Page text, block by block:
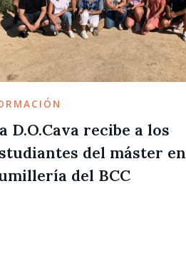
D.O.Cava recibe a los
del máster en
del BCC